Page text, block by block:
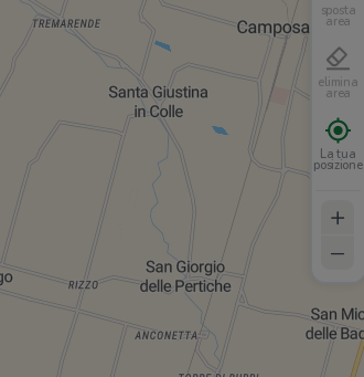
sposta
area
elimina
area
La tua
posizione
+
–